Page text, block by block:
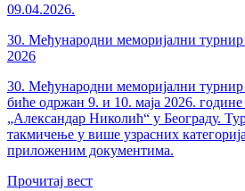
09.04.2026.
30. Међународни меморијални
2026
30. Међународни меморијални
биће одржан 9. и 10. маја 2026. године
„Александар Николић“ у Београду.
такмичење у више узрасних
приложеним документима.
Прочитај вест